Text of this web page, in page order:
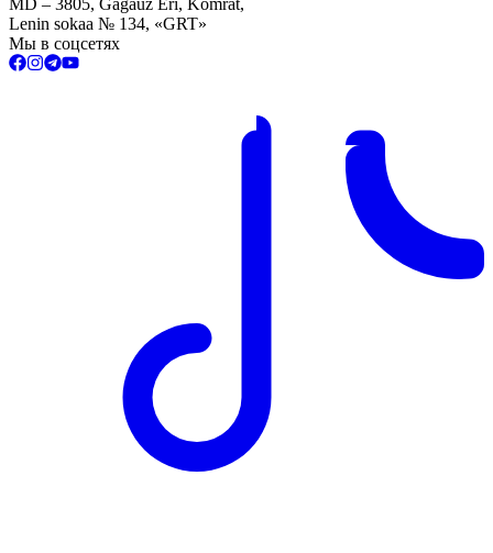
Lenin sokaa № 134, «GRT»
Мы в соцсетях